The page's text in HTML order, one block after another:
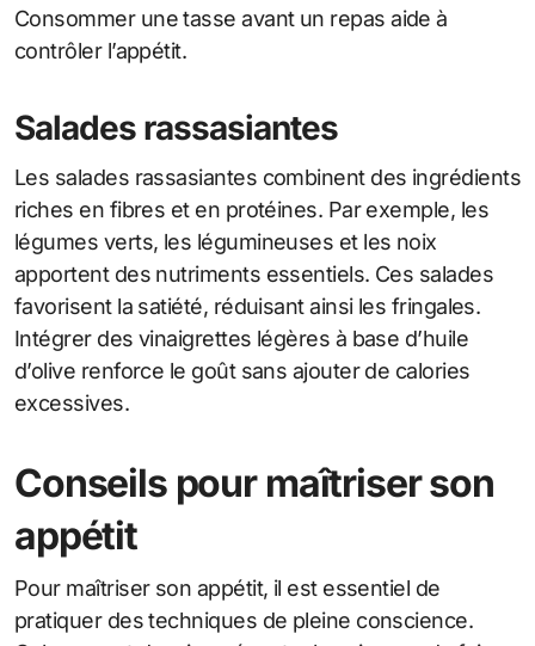
Consommer une tasse avant un repas aide à
contrôler l’appétit.
Salades rassasiantes
Les salades rassasiantes combinent des ingrédients
riches en fibres et en protéines. Par exemple, les
légumes verts, les légumineuses et les noix
apportent des nutriments essentiels. Ces salades
favorisent la satiété, réduisant ainsi les fringales.
Intégrer des vinaigrettes légères à base d’huile
d’olive renforce le goût sans ajouter de calories
excessives.
Conseils pour maîtriser son
appétit
Pour maîtriser son appétit, il est essentiel de
pratiquer des techniques de pleine conscience.